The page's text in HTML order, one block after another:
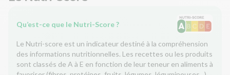
Qu’est-ce que le Nutri-Score ?
Le Nutri-score est un indicateur destiné à la compréhension
des informations nutritionnelles. Les recettes ou les produits
sont classés de A à E en fonction de leur teneur en aliments à